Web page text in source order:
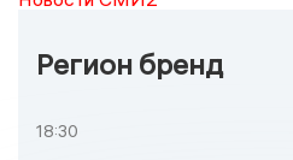
Регион бренд
18:30